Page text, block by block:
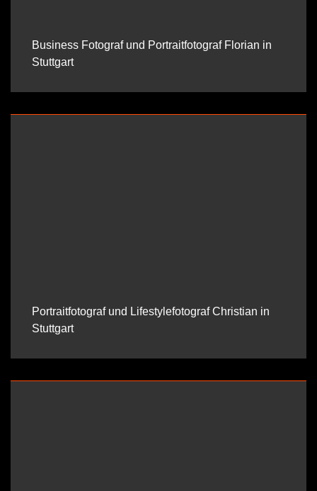
Business Fotograf und Portraitfotograf Florian in
Stuttgart
Portraitfotograf und Lifestylefotograf Christian in
Stuttgart